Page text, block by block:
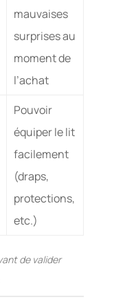
mauvaises
surprises au
moment de
l’achat
Pouvoir
équiper le lit
facilement
(draps,
protections,
etc.)
de valider